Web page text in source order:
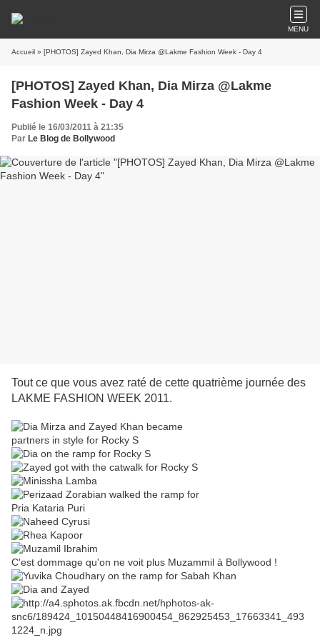
MENU
Accueil » [PHOTOS] Zayed Khan, Dia Mirza @Lakme Fashion Week - Day 4
[PHOTOS] Zayed Khan, Dia Mirza @Lakme
Fashion Week - Day 4
Publié le 16/03/2011 à 21:35
Par Le Blog de Bollywood
Tout ce que vous avez raté de cette quatrième journée des
LAKME FASHION WEEK 2011.
C'est dommage qu'on ne voit plus Muzammil à Bollywood !